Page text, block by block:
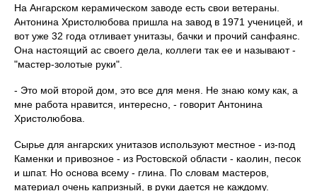
На Ангарском керамическом заводе есть свои ветераны.
Антонина Христолюбова пришла на завод в 1971 ученицей, и
вот уже 32 года отливает унитазы, бачки и прочий санфаянс.
Она настоящий ас своего дела, коллеги так ее и называют -
"мастер-золотые руки".
- Это мой второй дом, это все для меня. Не знаю кому как, а
мне работа нравится, интересно, - говорит Антонина
Христолюбова.
Сырье для ангарских унитазов используют местное - из-под
Каменки и привозное - из Ростовской области - каолин, песок
и шпат. Но основа всему - глина. По словам мастеров,
материал очень капризный, в руки дается не каждому.